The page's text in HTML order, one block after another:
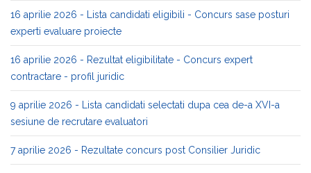
16 aprilie 2026 - Lista candidati eligibili - Concurs sase posturi
experti evaluare proiecte
16 aprilie 2026 - Rezultat eligibilitate - Concurs expert
contractare - profil juridic
9 aprilie 2026 - Lista candidati selectati dupa cea de-a XVI-a
sesiune de recrutare evaluatori
7 aprilie 2026 - Rezultate concurs post Consilier Juridic